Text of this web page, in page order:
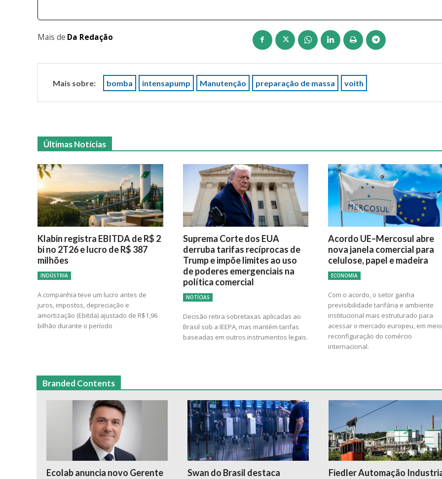
Mais de Da Redação
Mais sobre: bomba intensapump Manutenção preparação de massa voith
Últimas Notícias
Klabin registra EBITDA de R$ 2
bi no 2T26 e lucro de R$ 387
milhões
INDÚSTRIA
A companhia teve um lucro antes de
juros, impostos, depreciação e
amortização (Ebitda) ajustado de R$1,96
bilhão durante o período
Suprema Corte dos EUA
derruba tarifas recíprocas de
Trump e impõe limites ao uso
de poderes emergenciais na
política comercial
NOTÍCIAS
Decisão retira sobretaxas aplicadas ao
Brasil sob a IEEPA, mas mantém tarifas
baseadas em outros instrumentos legais.
Acordo UE–Mercosul abre
nova janela comercial para
celulose, papel e madeira
ECONOMIA
Com o acordo, o setor ganha
previsibilidade tarifária e ambiente
institucional mais estruturado para
acessar o mercado europeu, em
reconfiguração do comércio
internacional.
Branded Contents
Ecolab anuncia novo Gerente
Swan do Brasil destaca
Fiedler Automação